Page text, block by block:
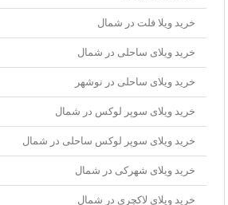
خرید ویلا فلت در شمال
خرید ویلای ساحلی در شمال
خرید ویلای ساحلی در نوشهر
خرید ویلای سوپر لوکس در شمال
خرید ویلای سوپر لوکس ساحلی در شمال
خرید ویلای شهرکی در شمال
خرید ویلای لاکچری در شمال